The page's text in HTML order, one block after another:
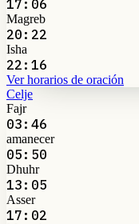
17:06
Magreb
20:22
Isha
22:16
Ver horarios de oración
Celje
Fajr
03:46
amanecer
05:50
Dhuhr
13:05
Asser
17:02